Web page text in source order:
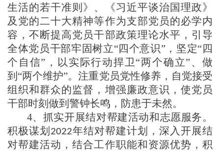
生活的若干准则》 、《习近平谈治国理政》
及 党的二十大精神等作为支部党员的必学内
容，不断提高党员干部政策理论水平，引导
全体党员干部牢固树立“四个意识”，坚定“四
个自信”，以实际行动捍卫“两个确立”、做
到“两个维护”。注重党员党性修养 ， 自觉接受
组织和群众的监督 ， 增强廉政意识，使党员
干部时刻做到警钟长鸣，防患于未然。
4、抓实开展结对帮建活动和志愿服务。
积极谋划 2022年结对帮建计划， 深入开展结
对帮建活动，结合工作职能和资源优势，积